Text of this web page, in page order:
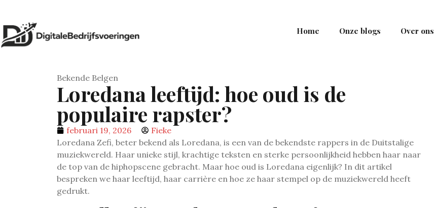
Home Onze blogs Over ons
Bekende Belgen
Loredana leeftijd: hoe oud is de
populaire rapster?
februari 19, 2026
Fieke
Loredana Zefi, beter bekend als Loredana, is een van de bekendste rappers in de Duitstalige
muziekwereld. Haar unieke stijl, krachtige teksten en sterke persoonlijkheid hebben haar naar
de top van de hiphopscene gebracht. Maar hoe oud is Loredana eigenlijk? In dit artikel
bespreken we haar leeftijd, haar carrière en hoe ze haar stempel op de muziekwereld heeft
gedrukt.